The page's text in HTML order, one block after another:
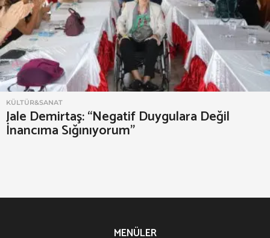
e
D
e
m
i
r
t
KÜLTÜR&SANAT
Jale Demirtaş: “Negatif Duygulara Değil
İnancıma Sığınıyorum”
MENÜLER